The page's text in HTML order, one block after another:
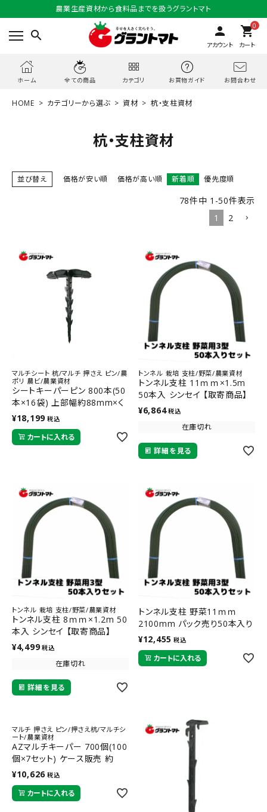
農業生産資材から食料品までを扱うグラントマト
search person
アカウント
0
shopping_cart
カート
ホーム 全ての商品 カテゴリ お買物ガイド お問合わせ
HOME カテゴリーから選ぶ 資材 杭・支柱資材
杭・支柱資材
並び替え 価格が安い順 価格が高い順 新着順 優先度順
78件中 1 -50件表示
1
2
マルチシート 杭/マルチ 押さえ ピン/農
ポリ 農ビ/農業資材
シートキーパーピン 800本(50
本×16袋) 上部幅約88mm×く
い部約142mm 安全興業
¥18,199 税込
カートに入れる
トンネル 栽培 支柱/野菜/農業資材
トンネル支柱 11ｍｍ×1.5m
50本入 シンセイ 【取寄商品】
¥6,864 税込
在庫切れ
詳細を見る
トンネル 栽培 支柱/野菜/農業資材
トンネル支柱 8ｍｍ×1.2m 50
本入 シンセイ 【取寄商品】
¥4,499 税込
在庫切れ
詳細を見る
トンネル支柱 野菜11ｍｍ
2100mm パック売り50本入り
¥12,455 税込
カートに入れる
マルチ 押さえ ピン/押さえ杭/マルチシ
ート/農業資材
AZマルチキーパー 700個(100
個×7セット) ケース販売 約
110(上部幅)×約136mm(くい
部) 安全興業
¥10,626 税込
カートに入れる